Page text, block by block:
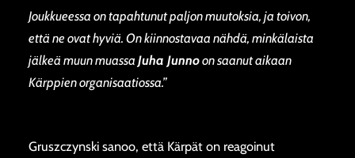
Joukkueessa on tapahtunut paljon muutoksia, ja toivon,
että ne ovat hyviä. On kiinnostavaa nähdä, minkälaista
jälkeä muun muassa Juha Junnoon saanut aikaan
Kärppien organisaatiossa.”
Gruszczynski sanoo, että Kärpät on reagoinut